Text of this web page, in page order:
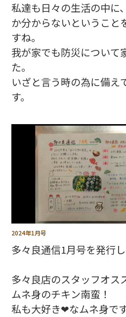
私達も日々の生活の中に
か分からないということ
すね。
我が家でも防災について
た。
いざと言う時の為に備え
す。
2024年1月号
多々良通信1月号を発行
多々良店のスタッフオス
ムネ身のチキン南蛮！
私も大好き❤なムネ身です